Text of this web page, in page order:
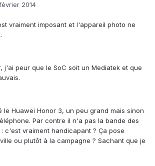
2014
vraiment imposant et l'appareil photo ne
j'ai peur que le SoC soit un Mediatek et que
le Huawei Honor 3, un peu grand mais sinon
Par contre il n'a pas la bande des
c'est vraiment handicapant ? Ça pose
ou plutôt à la campagne ? Sachant que je